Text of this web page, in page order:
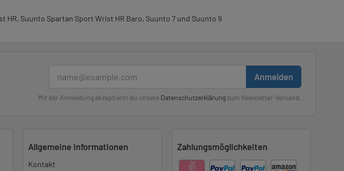
Suunto Spartan Sport Wrist HR Baro, Suunto 7 und Suunto 9
Anmelden
Mit der Anmeldung akzeptierst du unsere Datenschutzerklärung zum Newsletter-Versand.
Allgemeine Informationen
Kontakt
Zahlungsmöglichkeiten